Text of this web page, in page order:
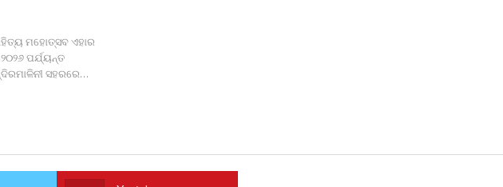
ମହୋତ୍ସବ ଏହାର
ପର୍ଯ୍ୟନ୍ତ
ସହରରେ…